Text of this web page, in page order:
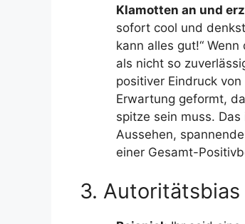
Klamotten an und
sofort cool und
kann alles gut!“
als nicht so
positiver Eindruck
Erwartung geformt,
spitze sein muss.
Aussehen,
einer Gesamt-
3. Autoritätsbias